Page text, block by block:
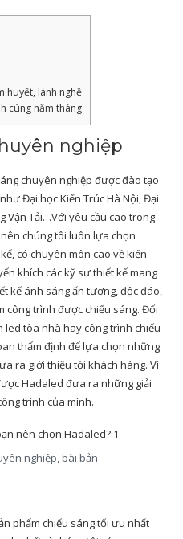
huyết, lành nghề
cùng năm tháng
nghiệp
chuyên nghiệp được đào tạo
Đại học Kiến Trúc Hà Nội, Đại
Vận Tải…Với yêu cầu cao trong
chúng tôi luôn lựa chọn
có chuyên môn cao về kiến
khích các kỹ sư thiết kế mang
kế ánh sáng ấn tượng, độc đáo,
công trình được chiếu sáng. Đối
led tòa nhà hay công trình chiếu
thẩm định để lựa chọn những
ra giới thiệu tới khách hàng. Vì
Hadaled đưa ra những giải
trình của mình.
nghiệp, bài bản
phẩm chiếu sáng tối ưu nhất